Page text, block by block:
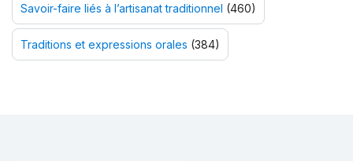
Savoir-faire liés à l’artisanat traditionnel (460)
Traditions et expressions orales (384)